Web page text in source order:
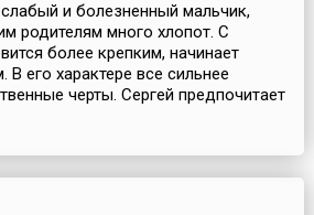
и болезненный мальчик,
родителям много хлопот. С
более крепким, начинает
В его характере все сильнее
черты. Сергей предпочитает